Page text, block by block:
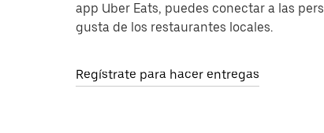
app Uber Eats, puedes conectar a las
gusta de los restaurantes locales.
Regístrate para hacer entregas